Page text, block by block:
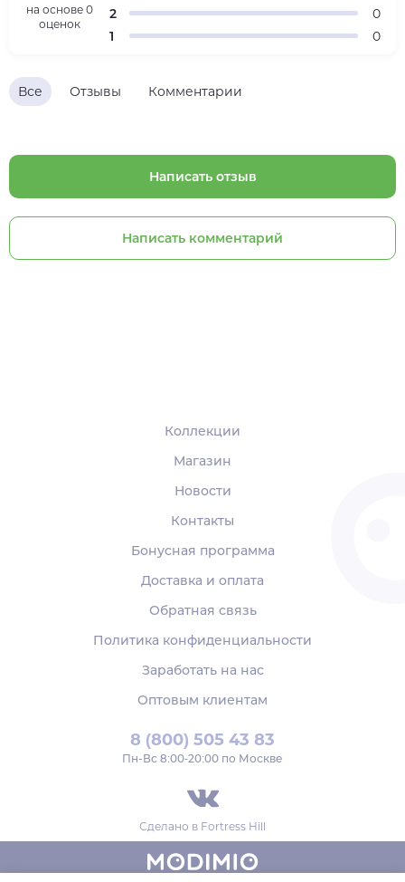
Все Отзывы Комментарии
Написать отзыв
Написать комментарий
на основе 0
оценок
2
0
1
0
8 (800) 505 43 83
Пн‑Вс 8:00-20:00 по Москве
Сделано в Fortress Hill
Коллекции
Магазин
Новости
Контакты
Бонусная программа
Доставка и оплата
Обратная связь
Политика конфиденциальности
Заработать на нас
Оптовым клиентам